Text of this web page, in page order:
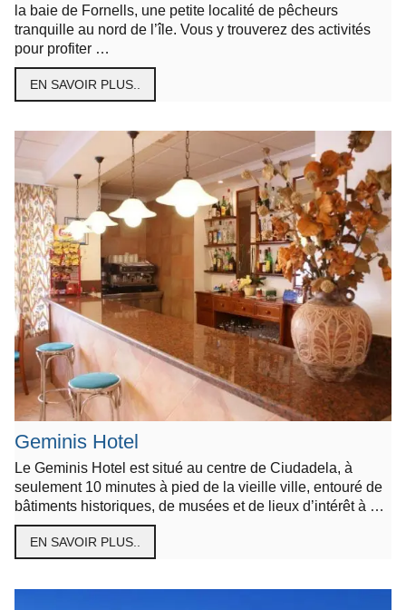
la baie de Fornells, une petite localité de pêcheurs
tranquille au nord de l’île. Vous y trouverez des activités
pour profiter …
EN SAVOIR PLUS..
Geminis Hotel
Le Geminis Hotel est situé au centre de Ciudadela, à
seulement 10 minutes à pied de la vieille ville, entouré de
bâtiments historiques, de musées et de lieux d’intérêt à …
EN SAVOIR PLUS..